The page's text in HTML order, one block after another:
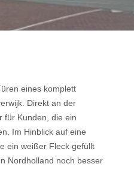
eines komplett
Direkt an der
für Kunden, die ein
Im Hinblick auf eine
ein weißer Fleck gefüllt
Nordholland noch besser